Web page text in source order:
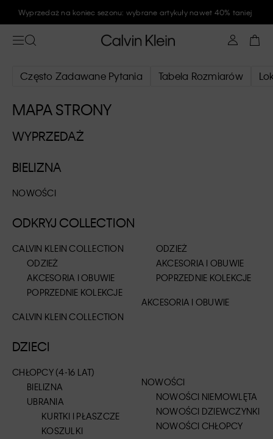
Zapisz się na newsletter Calvin Klein i zyskaj rabat 10%
Często Zadawane Pytania Tabela Rozmiarów
MAPA STRONY
WYPRZEDAŻ
BIELIZNA
NOWOŚCI
ODKRYJ COLLECTION
CALVIN KLEIN COLLECTION
ODZIEŻ
AKCESORIA I OBUWIE
POPRZEDNIE KOLEKCJE
CALVIN KLEIN COLLECTION
ODZIEŻ
AKCESORIA I OBUWIE
POPRZEDNIE KOLEKCJE
AKCESORIA I OBUWIE
DZIECI
CHŁOPCY (4-16 LAT)
BIELIZNA
UBRANIA
KURTKI I PŁASZCZE
KOSZULKI
NOWOŚCI
NOWOŚCI NIEMOWLĘTA
NOWOŚCI DZIEWCZYNKI
NOWOŚCI CHŁOPCY